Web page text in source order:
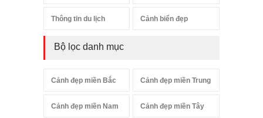
Thông tin du lịch Cảnh biển đẹp
Bộ lọc danh mục
Cảnh đẹp miền Bắc Cảnh đẹp miền Trung
Cảnh đẹp miền Nam Cảnh đẹp miền Tây